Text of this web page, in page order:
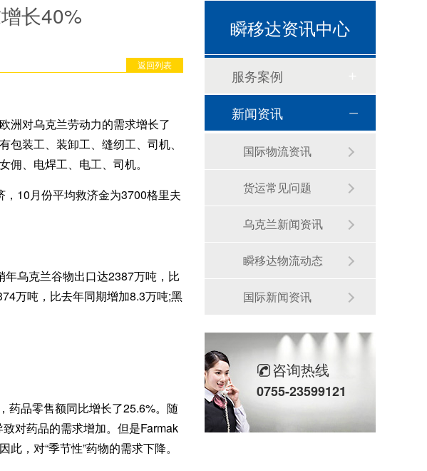
长40%
返回列表
洲对乌克兰劳动力的需求增长了
装工、装卸工、缝纫工、司机、
、电焊工、电工、司机。
10月份平均救济金为3700格里夫
乌克兰谷物出口达2387万吨，比
万吨，比去年同期增加8.3万吨;黑
药品零售额同比增长了25.6%。随
对药品的需求增加。但是Farmak
，对“季节性”药物的需求下降。
瞬移达资讯中心
服务案例
新闻资讯
国际物流资讯
货运常见问题
乌克兰新闻资讯
瞬移达物流动态
国际新闻资讯
咨询热线
0755-23599121